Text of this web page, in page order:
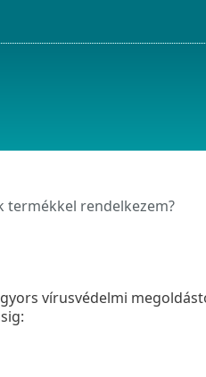
termékkel rendelkezem?
vírusvédelmi